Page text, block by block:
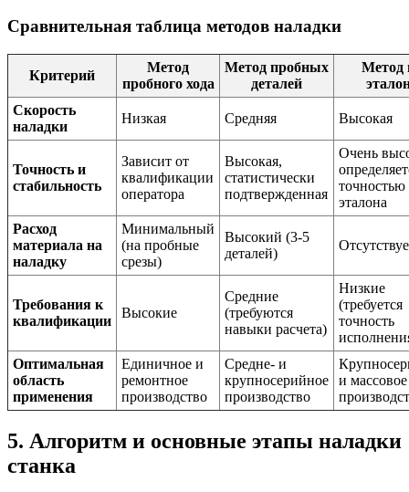
Сравнительная таблица методов наладки
Критерий
Метод
пробного хода
Метод пробных
деталей
Метод
Скорость
наладки
Низкая Средняя Высокая
Точность и
стабильность
Зависит от
квалификации
оператора
Высокая,
статистически
подтвержденная
Очень
точностью
эталона
Расход
материала на
наладку
Минимальный
(на пробные
срезы)
Высокий (3-5
деталей)
Требования к
квалификации
Высокие
Средние
(требуются
навыки расчета)
Низкие
(требуется
точность
Оптимальная
область
применения
Единичное и
ремонтное
производство
Средне- и
крупносерийное
производство
и массовое
5. Алгоритм и основные этапы наладки
станка